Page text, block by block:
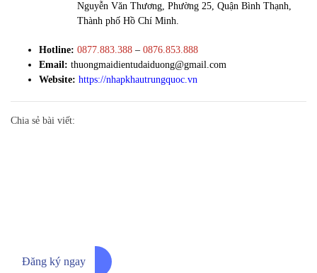
Nguyễn Văn Thương, Phường 25, Quận Bình Thạnh,
Thành phố Hồ Chí Minh.
Hotline: 0877.883.388 – 0876.853.888
Email: thuongmaidientudaiduong@gmail.com
Website: https://nhapkhautrungquoc.vn
Chia sẻ bài viết:
Đăng ký ngay